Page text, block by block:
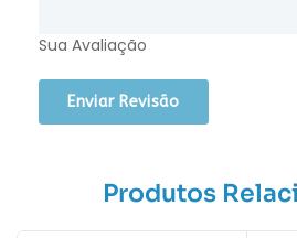
Sua Avaliação
Produtos